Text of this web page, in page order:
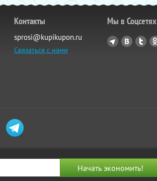
Контакты
sprosi@kupikupon.ru
Связаться с нами
Мы в Соцсетях